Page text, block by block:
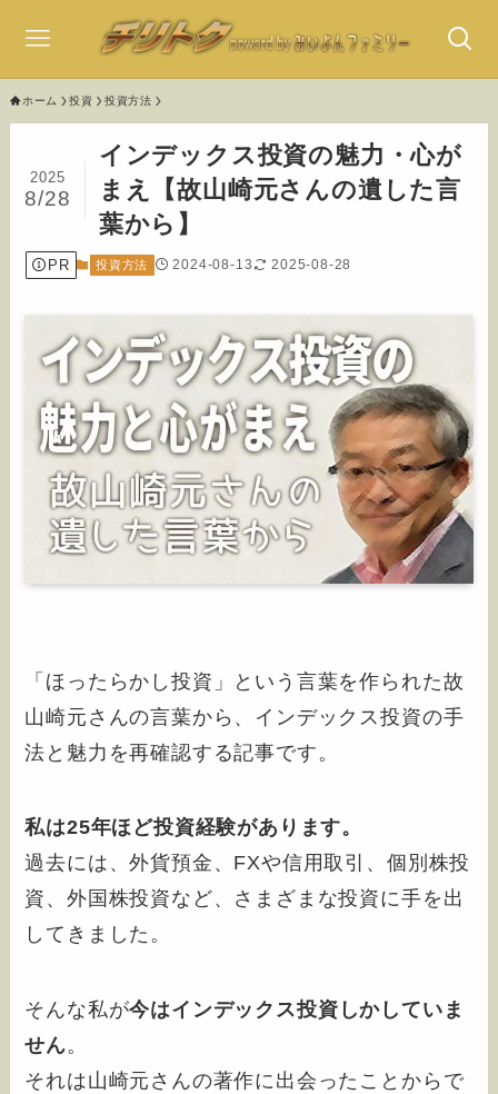
ホーム 投資 投資方法
インデックス投資の魅力・心が
まえ【故山崎元さんの遺した言
葉から】
2025
8/28
PR 投資方法 2024-08-13 2025-08-28
「ほったらかし投資」という言葉を作られた故
山崎元さんの言葉から、インデックス投資の手
法と魅力を再確認する記事です。
私は25年ほど投資経験があります。
過去には、外貨預金、FXや信用取引、個別株投
資、外国株投資など、さまざまな投資に手を出
してきました。
そんな私が今はインデックス投資しかしていま
せん。
それは山崎元さんの著作に出会ったことからで